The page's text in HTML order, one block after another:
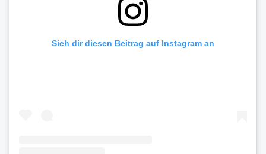
Sieh dir diesen Beitrag auf Instagram an